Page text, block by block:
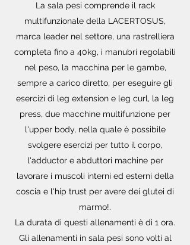
La sala pesi comprende il rack
multifunzionale della LACERTOSUS,
marca leader nel settore, una rastrelliera
completa fino a 40kg, i manubri regolabili
nel peso, la macchina per le gambe,
sempre a carico diretto, per eseguire gli
esercizi di leg extension e leg curl, la leg
press, due macchine multifunzione per
l'upper body, nella quale è possibile
svolgere esercizi per tutto il corpo,
l'adductor e abduttori machine per
lavorare i muscoli interni ed esterni della
coscia e l'hip trust per avere dei glutei di
marmo!.
La durata di questi allenamenti è di 1 ora.
Gli allenamenti in sala pesi sono volti al